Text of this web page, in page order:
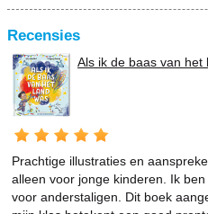
Recensies
Als ik de baas van het
Prachtige illustraties en
alleen voor jonge kinderen. Ik
voor anderstaligen. Dit boek